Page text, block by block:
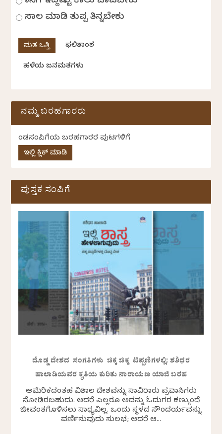
ಸಾಲ ಮಾಡಿ ತುಪ್ಪ ತಿನ್ನಬೇಕು
ಫಲಿತಾಂಶ
ಹಳೆಯ ಜನಮತಗಳು
ನಮ್ಮ ಬರಹಗಾರರು
ಕೆಂಡಸಂಪಿಗೆಯ ಬರಹಗಾರರ ಪುಟಗಳಿಗೆ
ಇಲ್ಲಿ ಕ್ಲಿಕ್ ಮಾಡಿ
ಪುಸ್ತಕ ಸಂಪಿಗೆ
ದೊಡ್ಡ ದೇಶದ ಸಂಗತಿಗಳು ಚಿಕ್ಕ ಚಿಕ್ಕ ಟಿಪ್ಪಣಿಗಳಲ್ಲಿ: ಶಶಿಧರ
ಹಾಲಾಡಿಯವರ ಕೃತಿಯ ಕುರಿತು ನಾರಾಯಣ ಯಾಜಿ ಬರಹ
ಅಮೆರಿಕದಂತಹ ವಿಶಾಲ ದೇಶವನ್ನು ಸಾವಿರಾರು ಪ್ರವಾಸಿಗರು
ನೋಡಿರಬಹುದು. ಆದರೆ ಎಲ್ಲರೂ ಅದನ್ನು ಓದುಗರ ಕಣ್ಮುಂದೆ
ಜೀವಂತಗೊಳಿಸಲು ಸಾಧ್ಯವಿಲ್ಲ. ಒಂದು ಸ್ಥಳದ ಸೌಂದರ್ಯವನ್ನು
ವರ್ಣಿಸುವುದು ಸುಲಭ; ಆದರೆ ಆ...